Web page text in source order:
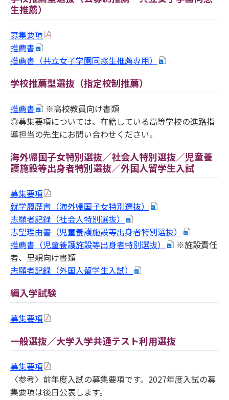
生推薦）
募集要項
推薦書
推薦書（共立女子学園同窓生推薦専用）
学校推薦型選抜（指定校制推薦）
推薦書
※高校教員向け書類
◎募集要項については、在籍している高等学校の進路指
導担当の先生にお問い合わせください。
海外帰国子女特別選抜／社会人特別選抜／児童養
護施設等出身者特別選抜／外国人留学生入試
募集要項
就学履歴書（海外帰国子女特別選抜）
志願者記録（社会人特別選抜）
志望理由書（児童養護施設等出身者特別選抜）
推薦書（児童養護施設等出身者特別選抜）
※施設責任
者、里親向け書類
志願者記録（外国人留学生入試）
編入学試験
募集要項
一般選抜／大学入学共通テスト利用選抜
募集要項
〈参考〉前年度入試の募集要項です。2027年度入試の募
集要項は後日公表します。